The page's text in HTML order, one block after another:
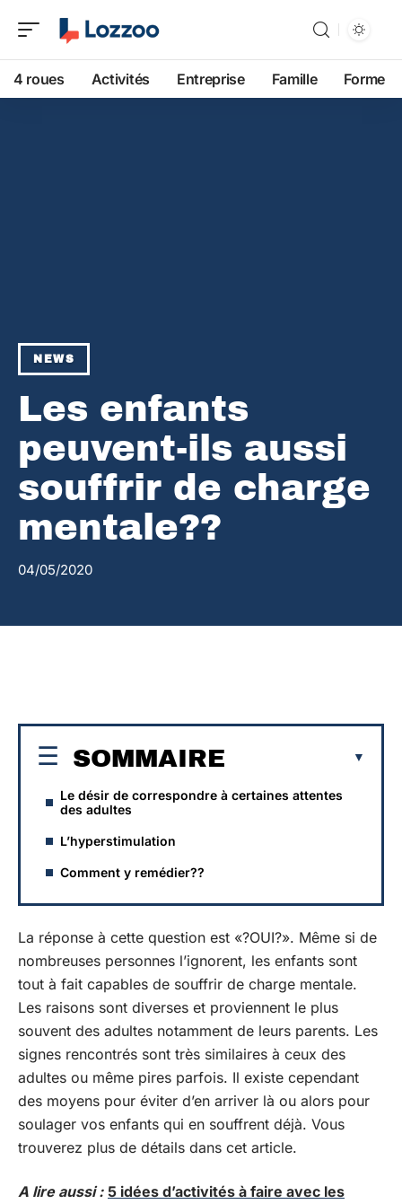
4 roues Activités Entreprise Famille Forme
NEWS
Les enfants
peuvent-ils aussi
souffrir de charge
mentale??
04/05/2020
SOMMAIRE
Le désir de correspondre à certaines attentes
des adultes
L’hyperstimulation
Comment y remédier??
La réponse à cette question est «?OUI?». Même si de
nombreuses personnes l’ignorent, les enfants sont
tout à fait capables de souffrir de charge mentale.
Les raisons sont diverses et proviennent le plus
souvent des adultes notamment de leurs parents. Les
signes rencontrés sont très similaires à ceux des
adultes ou même pires parfois. Il existe cependant
des moyens pour éviter d’en arriver là ou alors pour
soulager vos enfants qui en souffrent déjà. Vous
trouverez plus de détails dans cet article.
A lire aussi : 5 idées d’activités à faire avec les